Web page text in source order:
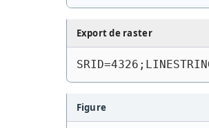
Export de raster
Figure